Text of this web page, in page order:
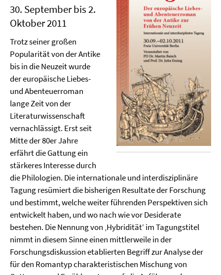
30. September bis 2.
Oktober 2011
Trotz seiner großen
Popularität von der Antike
bis in die Neuzeit wurde
der europäische Liebes-
und Abenteuerroman
lange Zeit von der
Literaturwissenschaft
vernachlässigt. Erst seit
Mitte der 80er Jahre
erfährt die Gattung ein
stärkeres Interesse durch
die Philologien. Die internationale und interdisziplinäre
Tagung resümiert die bisherigen Resultate der Forschung
und bestimmt, welche weiter führenden Perspektiven sich
entwickelt haben, und wo nach wie vor Desiderate
bestehen. Die Nennung von ‚Hybridität‘ im Tagungstitel
nimmt in diesem Sinne einen mittlerweile in der
Forschungsdiskussion etablierten Begriff zur Analyse der
für den Romantyp charakteristischen Mischung von